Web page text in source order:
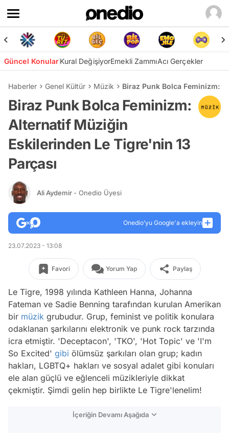
Güncel KonularKural DeğişiyorEmekli ZammıAcı Gerçekler
Haberler Genel Kültür Müzik Biraz Punk Bolca Feminizm:
Biraz Punk Bolca Feminizm:
Alternatif Müziğin
Eskilerinden Le Tigre'nin 13
Parçası
Ali Aydemir - Onedio Üyesi
Onedio’yu Google'a ekleyin
23.07.2023 - 13:08
Favori Yorum Yap Paylaş
Le Tigre, 1998 yılında Kathleen Hanna, Johanna
Fateman ve Sadie Benning tarafından kurulan Amerikan
bir müzik grubudur. Grup, feminist ve politik konulara
odaklanan şarkılarını elektronik ve punk rock tarzında
icra etmiştir. 'Deceptacon', 'TKO', 'Hot Topic' ve 'I'm
So Excited' gibi ölümsüz şarkıları olan grup; kadın
hakları, LGBTQ+ hakları ve sosyal adalet gibi konuları
ele alan güçlü ve eğlenceli müzikleriyle dikkat
çekmiştir. Şimdi gelin hep birlikte Le Tigre'lenelim!
İçeriğin Devamı Aşağıda